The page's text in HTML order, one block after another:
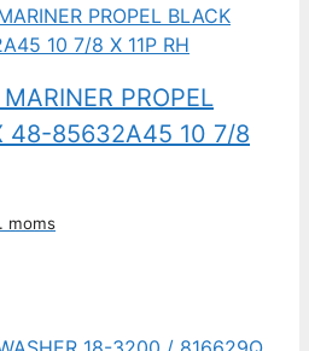
PROPEL
48-85632A45 10 7/8
moms